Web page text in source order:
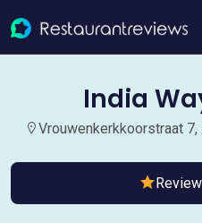
India
Vrouwenkerkkoorstraat